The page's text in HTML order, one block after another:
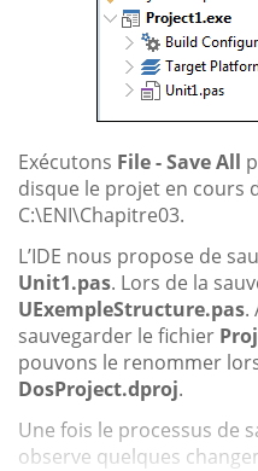
Exécutons File - Save All
disque le projet en cours
C:\ENI\Chapitre03.
L’IDE nous propose de
Unit1.pas. Lors de la
UExempleStructure.pas.
sauvegarder le fichier
pouvons le renommer
DosProject.dproj.
Une fois le processus de
observe quelques